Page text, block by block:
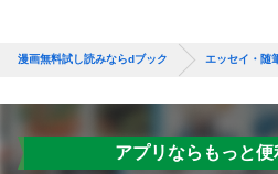
漫画無料試し読みならdブック エッセイ・随
アプリならもっと便